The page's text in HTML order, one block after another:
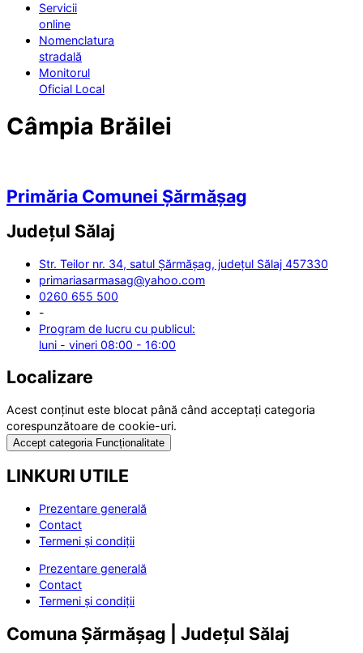
Servicii
online
Nomenclatura
stradală
Monitorul
Oficial Local
Câmpia Brăilei
Primăria Comunei Șărmășag
Județul Sălaj
Str. Teilor nr. 34, satul Șărmășag, județul Sălaj 457330
primariasarmasag@yahoo.com
0260 655 500
-
Program de lucru cu publicul:
luni - vineri 08:00 - 16:00
Localizare
Acest conținut este blocat până când acceptați categoria
corespunzătoare de cookie-uri.
Accept categoria Funcționalitate
LINKURI UTILE
Prezentare generală
Contact
Termeni și condiții
Prezentare generală
Contact
Termeni și condiții
Comuna Șărmășag | Județul Sălaj